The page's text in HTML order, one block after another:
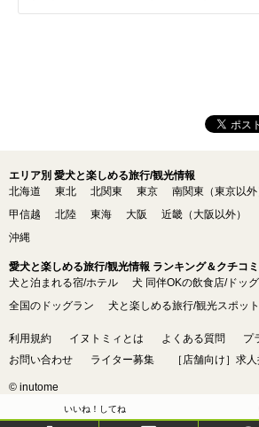
いいね！してね
エリア別 愛犬と楽しめる旅行/観光情報
北海道
東北 北関東 東京 南関東（東京以外
甲信越
北陸 東海 大阪 近畿（大阪以外）
沖縄
愛犬と楽しめる旅行/観光情報 ランキング＆クチコミ
犬と泊まれる宿/ホテル
犬 同伴OKの飲食店/ドッ
全国のドッグラン
犬と楽しめる旅行/観光スポット
利用規約 イヌトミィとは よくある質問
プ
お問い合わせ
ライター募集 ［店舗向け］求
© inutome